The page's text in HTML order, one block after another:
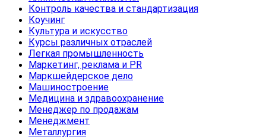
Контроль качества и стандартизация
Коучинг
Культура и искусство
Курсы различных отраслей
Легкая промышленность
Маркетинг, реклама и PR
Маркшейдерское дело
Машиностроение
Медицина и здравоохранение
Менеджер по продажам
Менеджмент
Металлургия